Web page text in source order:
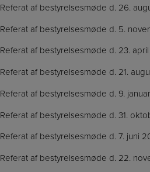
Referat af bestyrelsesmøde d. 26.
Referat af bestyrelsesmøde d. 5.
Referat af bestyrelsesmøde d. 23.
Referat af bestyrelsesmøde d. 21.
Referat af bestyrelsesmøde d. 9.
Referat af bestyrelsesmøde d. 31.
Referat af bestyrelsesmøde d. 7. juni
Referat af bestyrelsesmøde d. 22.